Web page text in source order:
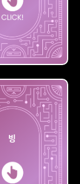
플레이
그라운드
빙